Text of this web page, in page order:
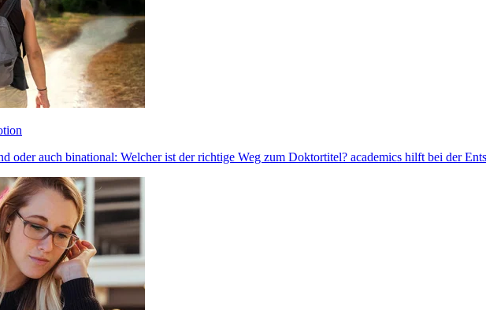
oder auch binational: Welcher ist der richtige Weg zum Doktortitel? academics hilft bei der